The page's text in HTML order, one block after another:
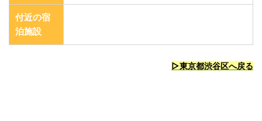
付近の宿
泊施設
▷東京都渋谷区へ戻る